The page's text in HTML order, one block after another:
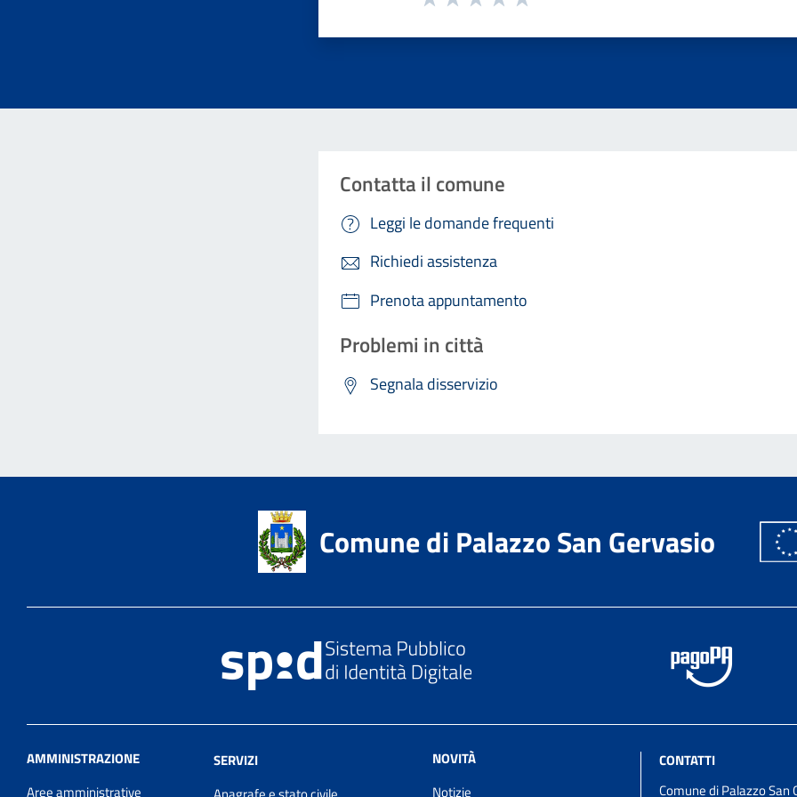
Contatta il comune
Leggi le domande frequenti
Richiedi assistenza
Prenota appuntamento
Problemi in città
Segnala disservizio
Comune di Palazzo San Gervasio
AMMINISTRAZIONE
Aree amministrative
SERVIZI
NOVITÀ
Notizie
CONTATTI
Comune di Palazzo San